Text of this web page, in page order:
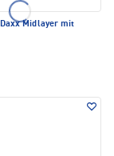
Daxx Midlayer mit